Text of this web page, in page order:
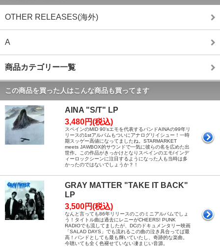
OTHER RELEASES(海外)
A
商品カテゴリー一覧
この商品を買った人はこんな商品も買ってます
AINA "S/T" LP
3,480円(税込)
スペインのMID 90'sエモを代表するバンドAINAの99年リ
リースの1stアルバムもついにアナログリイシュー！一時
期スッゲー高値になってましたね。STARMARKET
meets JAWBOX的サウンドで一気に彼らの名を広めた出
世作。この作品がきっかけとなりスペインのエモ/インデ
ィーロックシーンに注目するようになった人も当時は多
かったのではないでしょうか？！
GRAY MATTER "TAKE IT BACK"
LP
3,500円(税込)
なんと言っても86年リリースのこのミニアルバムでしょ
う！タイトル曲は過去にレニーがCHEERS! PUNK
RADIOでも流してましたが、DCのドキュメンタリー映画
「SALAD DAYS」でも流れるこの曲の泣き具合ってば最
高！バンドとしても最も輝いていたし、奇跡的な楽曲。
今聴いても全く色褪せていない凄まじい音源。